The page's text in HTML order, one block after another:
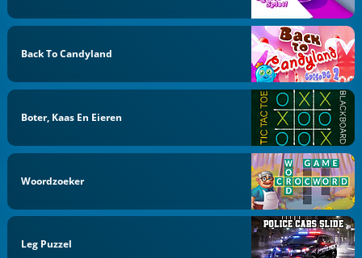
Back To Candyland
Boter, Kaas En Eieren
Woordzoeker
Leg Puzzel